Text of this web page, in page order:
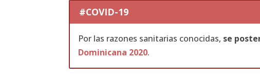
#COVID-19
Por las razones sanitarias conocidas, se
Dominicana 2020.